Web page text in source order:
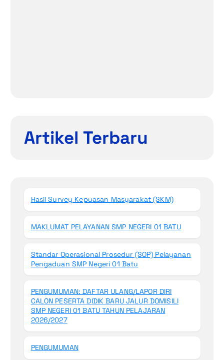
Artikel Terbaru
Hasil Survey Kepuasan Masyarakat (SKM)
MAKLUMAT PELAYANAN SMP NEGERI 01 BATU
Standar Operasional Prosedur (SOP) Pelayanan
Pengaduan SMP Negeri 01 Batu
PENGUMUMAN: DAFTAR ULANG/LAPOR DIRI
CALON PESERTA DIDIK BARU JALUR DOMISILI
SMP NEGERI 01 BATU TAHUN PELAJARAN
2026/2027
PENGUMUMAN